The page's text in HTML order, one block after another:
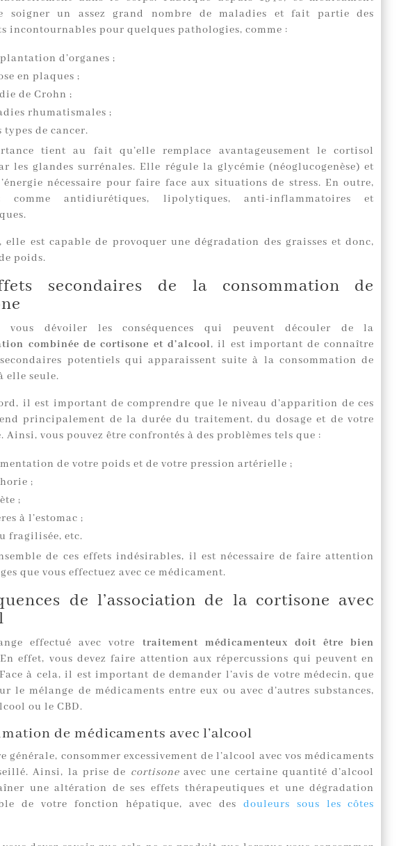
soigner un assez grand nombre de maladies et fait partie des
incontournables pour quelques pathologies, comme :
d’organes ;
en plaques ;
de Crohn ;
rhumatismales ;
types de cancer.
tient au fait qu’elle remplace avantageusement le cortisol
les glandes surrénales. Elle régule la glycémie (néoglucogenèse) et
nécessaire pour faire face aux situations de stress. En outre,
antidiurétiques, lipolytiques, anti-inflammatoires et
elle est capable de provoquer une dégradation des graisses et donc,
poids.
secondaires de la consommation de
vous dévoiler les conséquences qui peuvent découler de la
combinée de cortisone et d’alcool, il est important de connaître
potentiels qui apparaissent suite à la consommation de
elle seule.
il est important de comprendre que le niveau d’apparition de ces
principalement de la durée du traitement, du dosage et de votre
Ainsi, vous pouvez être confrontés à des problèmes tels que :
de votre poids et de votre pression artérielle ;
;
;
à l’estomac ;
fragilisée, etc.
de ces effets indésirables, il est nécessaire de faire attention
que vous effectuez avec ce médicament.
de l’association de la cortisone avec
effectué avec votre traitement médicamenteux doit être bien
effet, vous devez faire attention aux répercussions qui peuvent en
à cela, il est important de demander l’avis de votre médecin, que
le mélange de médicaments entre eux ou avec d’autres substances,
ou le CBD.
de médicaments avec l’alcool
générale, consommer excessivement de l’alcool avec vos médicaments
Ainsi, la prise de cortisoneavec une certaine quantité d’alcool
une altération de ses effets thérapeutiques et une dégradation
de votre fonction hépatique, avec des douleurs sous les côtes